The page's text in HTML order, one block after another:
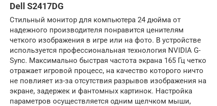
Dell S2417DG
Стильный монитор для компьютера 24 дюйма от
надежного производителя понравится ценителям
четкого изображения в игре или на фото. В устройстве
используется профессиональная технология NVIDIA G-
Sync. Максимально быстрая частота экрана 165 Гц четко
отражает игровой процесс, на качество которого ничто
не повлияет из-за отсутствия разрывов изображения на
экране, задержек и фантомных картинок. Настройка
параметров осуществляется одним щелчком мыши,